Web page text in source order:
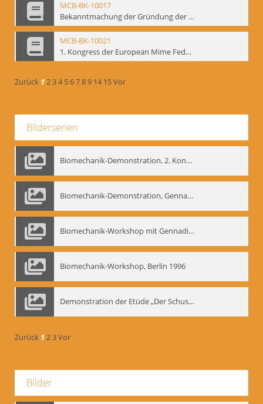
MCB-BK-10017
Bekanntmachung der Gründung der European Mime Federation - interne Signatur: BM-prt-225
MCB-BK-10021
1. Kongress der European Mime Federation, Amsterdam, September 1991 - interne Signatur: BM-prt-229
Zurück 1234 56789 14 15Vor
Bilderserien
Biomechanik-Demonstration, 2. Kongress der EMF, Mai 1995
Biomechanik-Demonstration, Gennadij Bogdanow im Berliner Ensemble, 04.10.1991
Biomechanik-Workshop mit Gennadij Nikolajewitsch Bogdanow im Mime Centrum Berlin, 1991
Biomechanik-Workshop, Berlin 1996
Demonstration der Etüde „Der Schuss mit dem Bogen“ durch Gennadij Nikolajewitsch Bogdanow, Berlin 1991
Zurück 123Vor
Bilder